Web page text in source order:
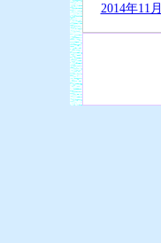
2014年11月